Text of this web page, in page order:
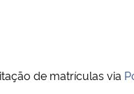
de matrículas via